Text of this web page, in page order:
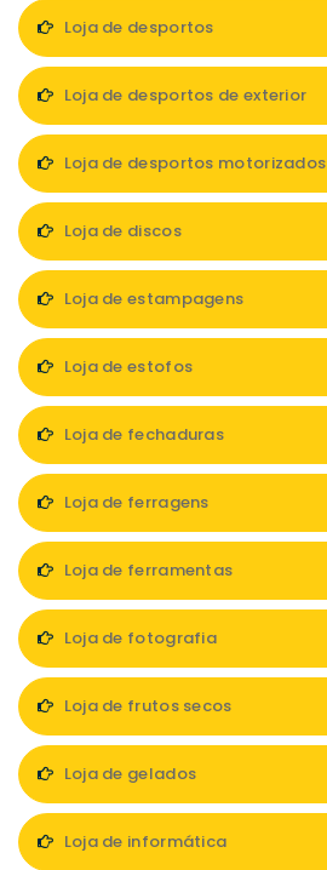
Loja de desportos
Loja de desportos de exterior
Loja de desportos motorizados
Loja de discos
Loja de estampagens
Loja de estofos
Loja de fechaduras
Loja de ferragens
Loja de ferramentas
Loja de fotografia
Loja de frutos secos
Loja de gelados
Loja de informática